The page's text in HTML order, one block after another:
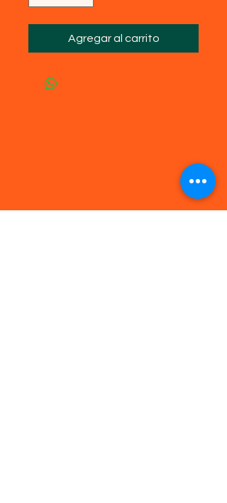
Agregar al carrito